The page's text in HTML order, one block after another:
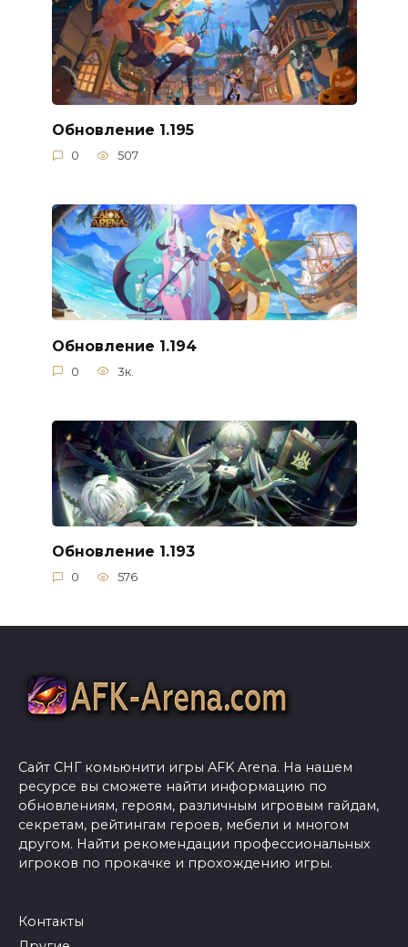
Обновление 1.195
0 507
Обновление 1.194
0 3к.
Обновление 1.193
0 576
Сайт СНГ комьюнити игры AFK Arena. На нашем
ресурсе вы сможете найти информацию по
обновлениям, героям, различным игровым гайдам,
секретам, рейтингам героев, мебели и многом
другом. Найти рекомендации профессиональных
игроков по прокачке и прохождению игры.
Контакты